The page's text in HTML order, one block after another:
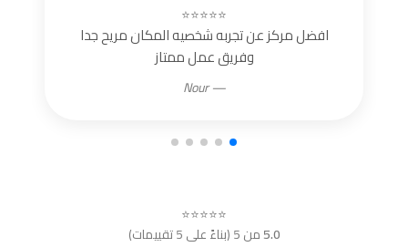
⭐⭐⭐⭐⭐
افضل مركز عن تجربه شخصيه المكان مريح جدا
وفريق عمل ممتاز
— Nour
⭐⭐⭐⭐⭐
5.0من 5 (بناءً على 5 تقييمات)